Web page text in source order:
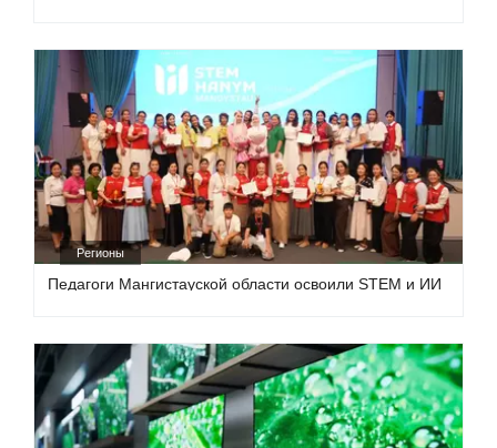
Регионы
Педагоги Мангистауской области освоили STEM и ИИ